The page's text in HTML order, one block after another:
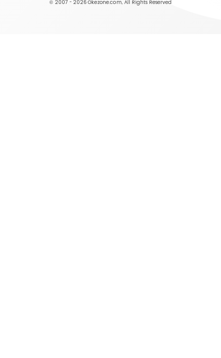
© 2007 - 2026 Okezone.com, All Rights Reserved